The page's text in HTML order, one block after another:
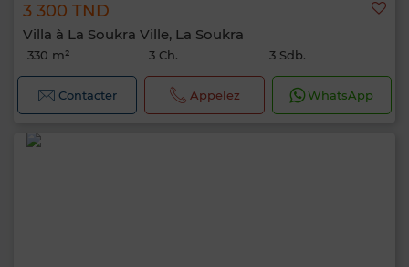
3 300 TND
Villa à La Soukra Ville, La Soukra
330 m² 3 Ch. 3 Sdb.
Contacter Appelez WhatsApp